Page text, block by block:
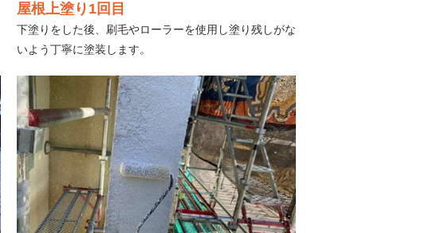
屋根上塗り1回目
下塗りをした後、刷毛やローラーを使用し塗り残しがな
いよう丁寧に塗装します。